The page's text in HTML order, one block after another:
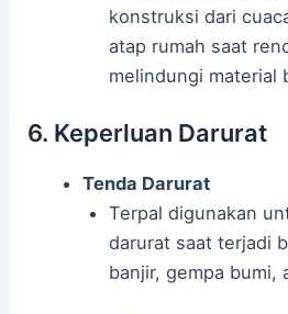
konstruksi dari
atap rumah saat
melindungi material
6. Keperluan Darurat
Tenda Darurat
Terpal digunakan
darurat saat terjadi
banjir, gempa bumi,